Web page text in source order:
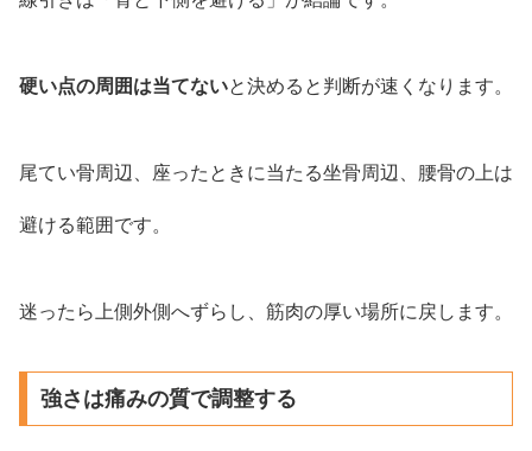
硬い点の周囲は当てないと決めると判断が速くなります。
尾てい骨周辺、座ったときに当たる坐骨周辺、腰骨の上は
避ける範囲です。
迷ったら上側外側へずらし、筋肉の厚い場所に戻します。
強さは痛みの質で調整する